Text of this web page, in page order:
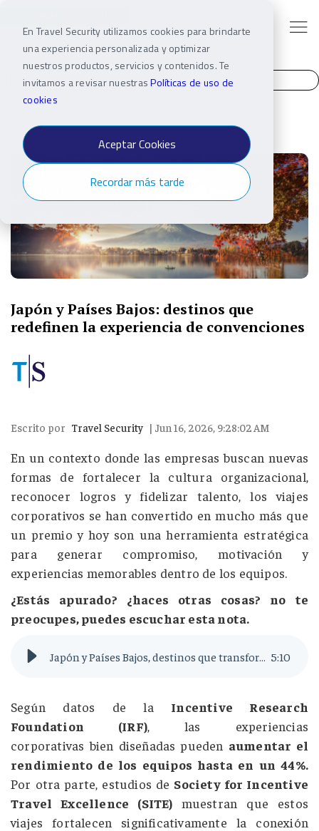
En Travel Security utilizamos cookies para brindarte
una experiencia personalizada y optimizar
nuestros productos, servicios y contenidos. Te
invitamos a revisar nuestrasPolíticas de uso de
cookies
Aceptar Cookies
Recordar más tarde
Japón y Países Bajos: destinos que
redefinen la experiencia de convenciones
Escrito por Travel Security | Jun 16, 2026, 9:28:02 AM
En un contexto donde las empresas buscan nuevas
formas de fortalecer la cultura organizacional,
reconocer logros y fidelizar talento, los viajes
corporativos se han convertido en mucho más que
un premio y hoy son una herramienta estratégica
para generar compromiso, motivación y
experiencias memorables dentro de los equipos.
¿Estás apurado? ¿haces otras cosas? no te
preocupes, puedes escuchar esta nota.
5:10
Según datos de la Incentive Research
Foundation (IRF), las experiencias
corporativas bien diseñadas pueden aumentar el
rendimiento de los equipos hasta en un 44%.
Por otra parte, estudios de Society for Incentive
Travel Excellence (SITE) muestran que estos
viajes fortalecen significativamente la conexión